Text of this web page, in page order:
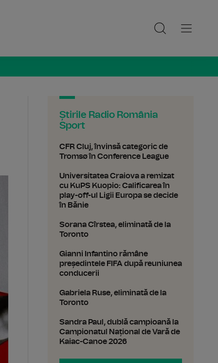
Știrile Radio România
Sport
CFR Cluj, învinsă categoric de
Tromsø în Conference League
Universitatea Craiova a remizat
cu KuPS Kuopio: Calificarea în
play-off-ul Ligii Europa se decide
în Bănie
Sorana Cîrstea, eliminată de la
Toronto
Gianni Infantino rămâne
președintele FIFA după reuniunea
conducerii
Gabriela Ruse, eliminată de la
Toronto
Sandra Paul, dublă campioană la
Campionatul Național de Vară de
Kaiac-Canoe 2026